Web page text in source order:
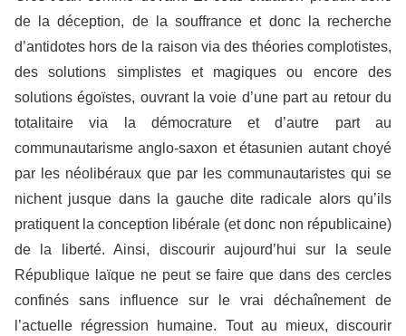
de la déception, de la souffrance et donc la recherche
d’antidotes hors de la raison via des théories complotistes,
des solutions simplistes et magiques ou encore des
solutions égoïstes, ouvrant la voie d’une part au retour du
totalitaire via la démocrature et d’autre part au
communautarisme anglo-saxon et étasunien autant choyé
par les néolibéraux que par les communautaristes qui se
nichent jusque dans la gauche dite radicale alors qu’ils
pratiquent la conception libérale (et donc non républicaine)
de la liberté. Ainsi, discourir aujourd’hui sur la seule
République laïque ne peut se faire que dans des cercles
confinés sans influence sur le vrai déchaînement de
l’actuelle régression humaine. Tout au mieux, discourir